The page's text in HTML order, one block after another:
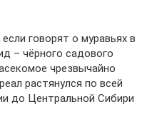
говорят о муравьях в
– чёрного садового
чрезвычайно
растянулся по всей
до Центральной Сибири